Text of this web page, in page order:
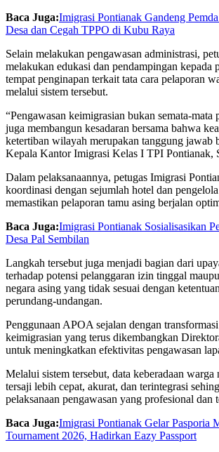
Baca Juga:Imigrasi Pontianak Gandeng
Desa dan Cegah TPPO di Kubu Raya
Selain melakukan pengawasan administrasi,
melakukan edukasi dan pendampingan kepada
tempat penginapan terkait tata cara pelaporan
melalui sistem tersebut.
“Pengawasan keimigrasian bukan semata-mata
juga membangun kesadaran bersama bahwa
ketertiban wilayah merupakan tanggung jawab
Kepala Kantor Imigrasi Kelas I TPI Pontianak,
Dalam pelaksanaannya, petugas Imigrasi
koordinasi dengan sejumlah hotel dan
memastikan pelaporan tamu asing berjalan
Baca Juga:Imigrasi Pontianak Sosialisasikan
Desa Pal Sembilan
Langkah tersebut juga menjadi bagian dari
terhadap potensi pelanggaran izin tinggal
negara asing yang tidak sesuai dengan
perundang-undangan.
Penggunaan APOA sejalan dengan
keimigrasian yang terus dikembangkan
untuk meningkatkan efektivitas pengawasan
Melalui sistem tersebut, data keberadaan warga
tersaji lebih cepat, akurat, dan terintegrasi
pelaksanaan pengawasan yang profesional dan
Baca Juga:Imigrasi Pontianak Gelar Pasporia
Tournament 2026, Hadirkan Eazy Passport